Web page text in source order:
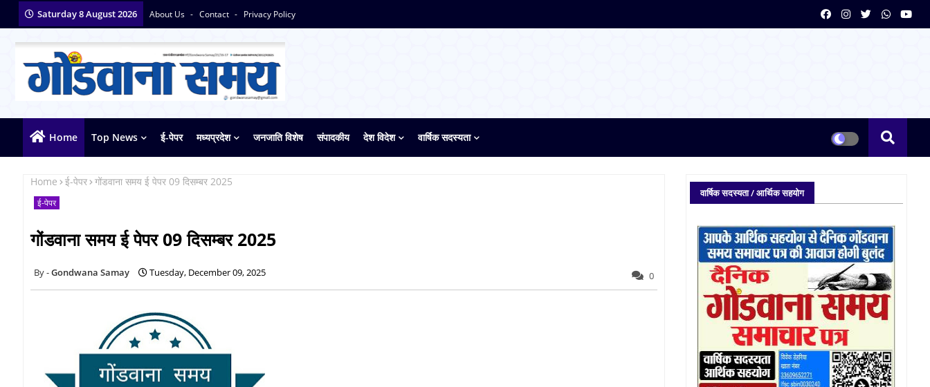
Saturday 8 August 2026 About Us Contact Privacy Policy
Home Top News ई-पेपर मध्यप्रदेश जनजाति विशेष संपादकीय देश विदेश वार्षिक सदस्यता
Home ई-पेपर गोंडवाना समय ई पेपर 09 दिसम्बर 2025
ई-पेपर
गोंडवाना समय ई पेपर 09 दिसम्बर 2025
Gondwana Samay Tuesday, December 09, 2025 0
वार्षिक सदस्यता / आर्थिक सहयोग